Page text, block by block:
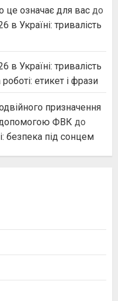
це означає для вас до
в Україні: тривалість
в Україні: тривалість
етикет і фрази
призначення
допомогою ФВК до
безпека під сонцем